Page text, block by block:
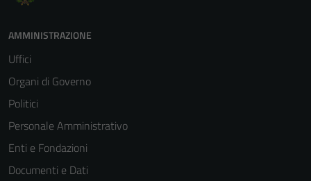
AMMINISTRAZIONE
Uffici
Organi di Governo
Politici
Personale Amministrativo
Enti e Fondazioni
Documenti e Dati